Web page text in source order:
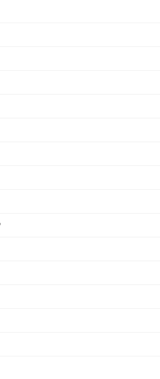
là môi trường ẩm, nhiều thuốc,
nước IP68 cân sầu riêng kho
chắc, cùng dịch vụ